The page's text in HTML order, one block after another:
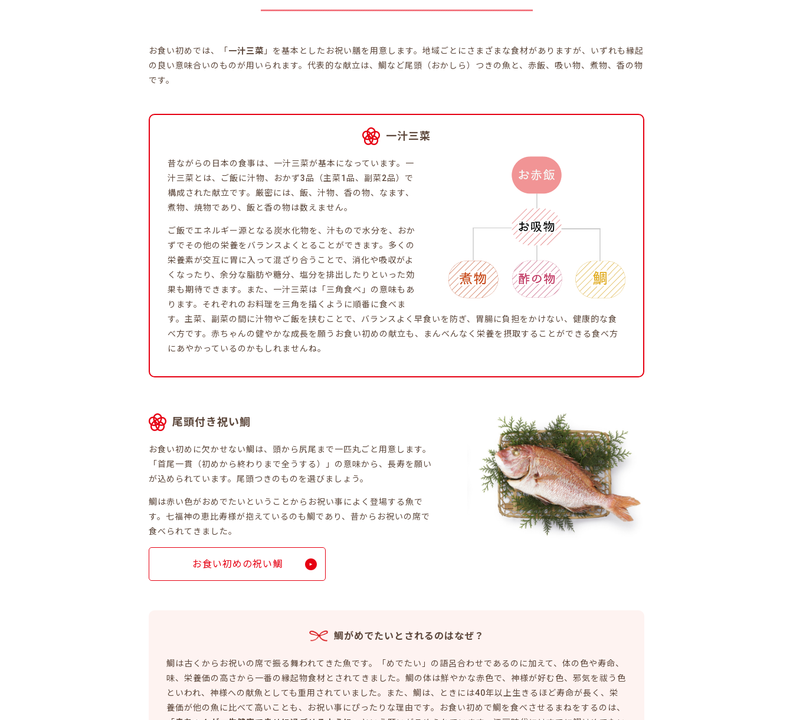
お食い初めでは、「 一汁三菜 」を基本としたお祝い膳を用意します。地域ごとにさまざまな食材がありますが、いずれも縁起
の良い意味合いのものが用いられます。代表的な献立は、鯛など尾頭（おかしら）つきの魚と、赤飯、吸い物、煮物、香の物
です。
一汁三菜
昔ながらの日本の食事は、一汁三菜が基本になっています。一
汁三菜とは、ご飯に汁物、おかず3品（主菜1品、副菜2品）で
構成された献立です。厳密には、飯、汁物、香の物、なます、
煮物、焼物であり、飯と香の物は数えません。
ご飯でエネルギー源となる炭水化物を、汁もので水分を、おか
ずでその他の栄養をバランスよくとることができます。多くの
栄養素が交互に胃に入って混ざり合うことで、消化や吸収がよ
くなったり、余分な脂肪や糖分、塩分を排出したりといった効
果も期待できます。また、一汁三菜は「三角食べ」の意味もあ
ります。それぞれのお料理を三角を描くように順番に食べま
す。主菜、副菜の間に汁物やご飯を挟むことで、バランスよく早食いを防ぎ、胃腸に負担をかけない、健康的な食
べ方です。赤ちゃんの健やかな成長を願うお食い初めの献立も、まんべんなく栄養を摂取することができる食べ方
にあやかっているのかもしれませんね。
尾頭付き祝い鯛
お食い初めに欠かせない鯛は、頭から尻尾まで一匹丸ごと用意します。
「首尾一貫（初めから終わりまで全うする）」の意味から、長寿を願い
が込められています。尾頭つきのものを選びましょう。
鯛は赤い色がおめでたいということからお祝い事によく登場する魚で
す。七福神の恵比寿様が抱えているのも鯛であり、昔からお祝いの席で
食べられてきました。
お食い初めの祝い鯛
鯛がめでたいとされるのはなぜ？
鯛は古くからお祝いの席で振る舞われてきた魚です。「めでたい」の語呂合わせであるのに加えて、体の色や寿命、
味、栄養価の高さから一番の縁起物食材とされてきました。鯛の体は鮮やかな赤色で、神様が好む色、邪気を祓う色
といわれ、神様への献魚としても重用されていました。また、鯛は、ときには40年以上生きるほど寿命が長く、栄
養価が他の魚に比べて高いことも、お祝い事にぴったりな理由です。お食い初めで鯛を食べさせるまねをするのは、